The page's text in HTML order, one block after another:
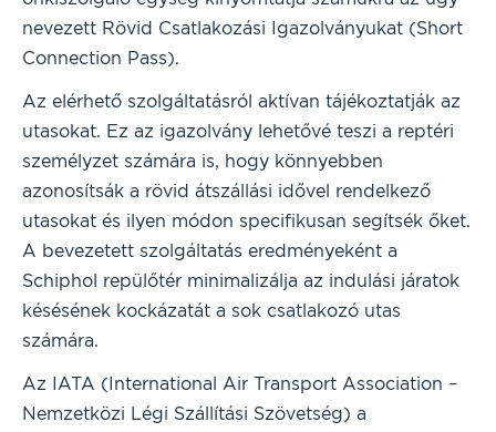
nevezett Rövid Csatlakozási Igazolványukat (Short
Connection Pass).
Az elérhető szolgáltatásról aktívan tájékoztatják az
utasokat. Ez az igazolvány lehetővé teszi a reptéri
személyzet számára is, hogy könnyebben
azonosítsák a rövid átszállási idővel rendelkező
utasokat és ilyen módon specifikusan segítsék őket.
A bevezetett szolgáltatás eredményeként a
Schiphol repülőtér minimalizálja az indulási járatok
késésének kockázatát a sok csatlakozó utas
számára.
Az IATA (International Air Transport Association –
Nemzetközi Légi Szállítási Szövetség) a